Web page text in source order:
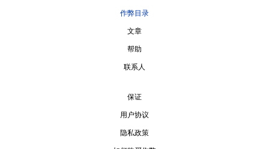
作弊目录
文章
帮助
联系人
保证
用户协议
隐私政策